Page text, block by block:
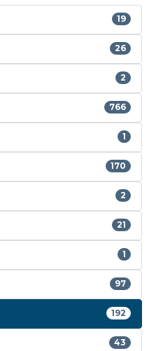
19
26
2
766
1
170
2
21
1
97
192
43